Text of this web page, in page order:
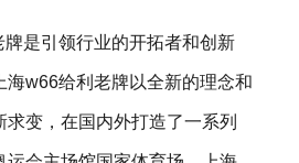
是引领行业的开拓者和创新
海w66给利老牌以全新的理念和
求变，在国内外打造了一系列